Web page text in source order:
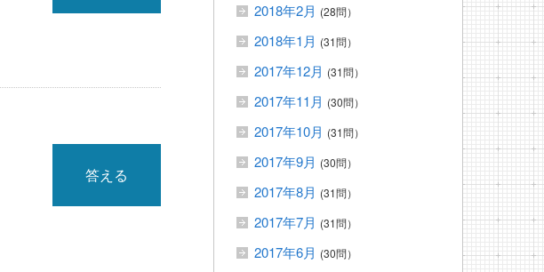
答える
2018年2月 (28問）
2018年1月 (31問）
2017年12月 (31問）
2017年11月 (30問）
2017年10月 (31問）
2017年9月 (30問）
2017年8月 (31問）
2017年7月 (31問）
2017年6月 (30問）